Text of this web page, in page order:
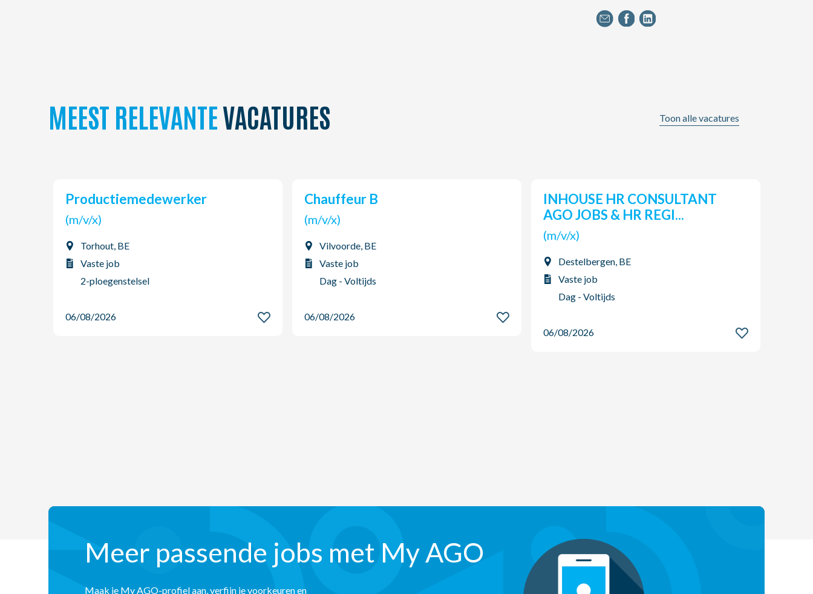
MEEST RELEVANTEVACATURES Toon alle vacatures
Productiemedewerker
(m/v/x)
Torhout, BE
Vaste job
2-ploegenstelsel
06/08/2026
Chauffeur B
(m/v/x)
Vilvoorde, BE
Vaste job
Dag - Voltijds
06/08/2026
INHOUSE HR CONSULTANT
AGO JOBS & HR REGI...
(m/v/x)
Destelbergen, BE
Vaste job
Dag - Voltijds
06/08/2026
Meer passende jobs met My AGO
Maak je My AGO-profiel aan, verfijn je voorkeuren en